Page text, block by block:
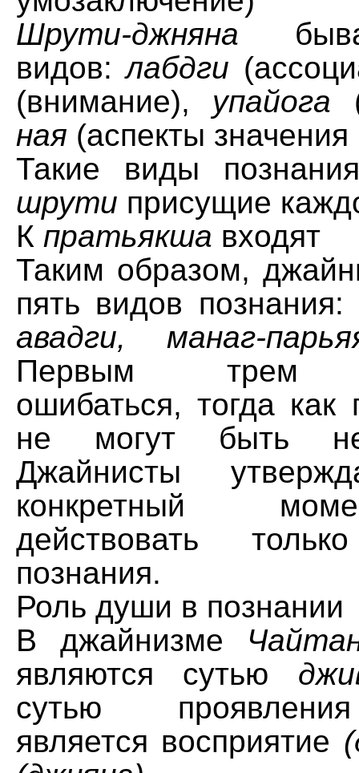
Шрути-джняна
видов:лабдги
(внимание), упайога
ная (аспекты
Такие виды
шрути присущие
К пратьякша входят
Таким образом,
пять видов познания:
авадги, манаг-
Первым трем
ошибаться, тогда как
не могут быть
Джайнисты
конкретный
действовать
познания.
Роль души в познании
В джайнизме
являются сутью
сутью
является восприятие